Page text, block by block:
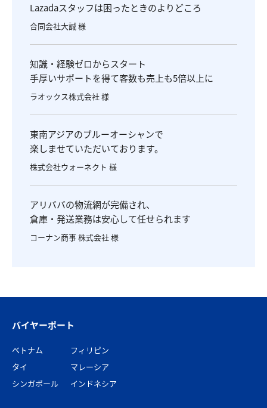
Lazadaスタッフは困ったときのよりどころ
合同会社大誠 様
知識・経験ゼロからスタート
手厚いサポートを得て客数も売上も5倍以上に
ラオックス株式会社 様
東南アジアのブルーオーシャンで
楽しませていただいております。
株式会社ウォーネクト 様
アリババの物流網が完備され、
倉庫・発送業務は安心して任せられます
コーナン商事 株式会社 様
バイヤーポート
ベトナム
タイ
シンガポール
フィリピン
マレーシア
インドネシア